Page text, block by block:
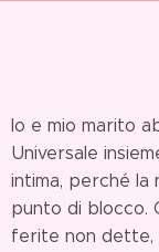
Io e mio marito
Universale
intima, perché la
punto di blocco.
ferite non dette,